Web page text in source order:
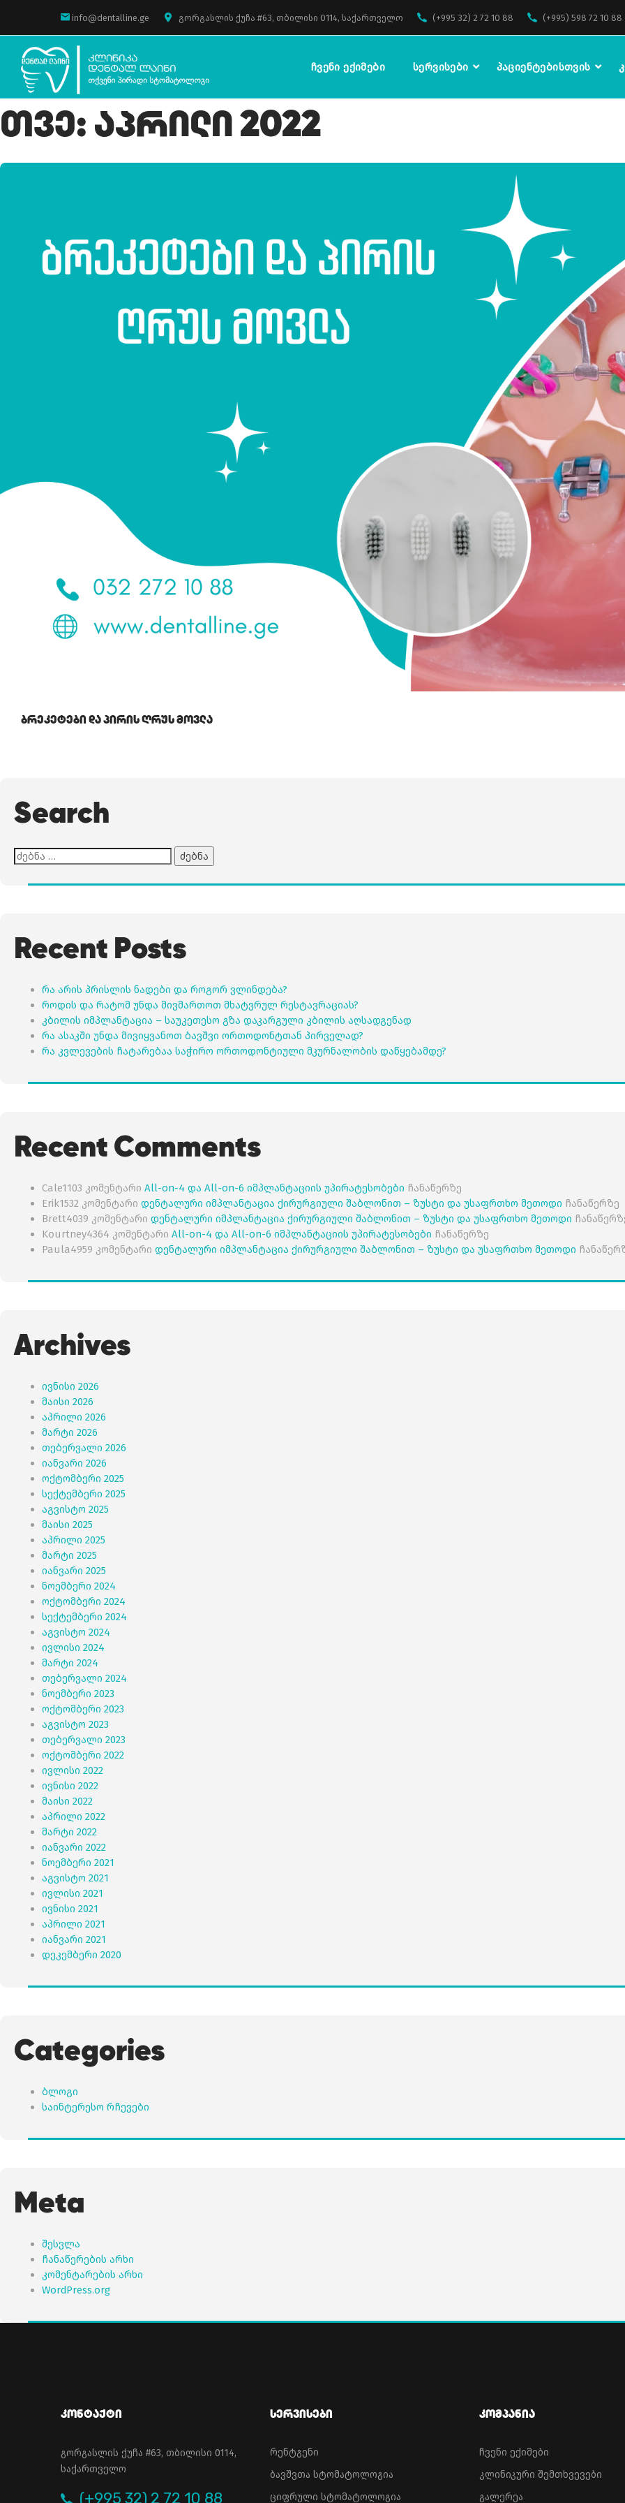
info@dentalline.ge გორგასლის ქუჩა #63, თბილისი 0114, საქართველო (+995 32) 2 72 10 88 (+995) 598 72 10 88
Ჩვენი Ექიმები Სერვისები Პაციენტებისთვის
Თვე:Აპრილი 2022
Ბრეკეტები Და Პირის Ღრუს Მოვლა
Search
ძებნა:
Recent Posts
რა არის პრისლის ნადები და როგორ ვლინდება?
როდის და რატომ უნდა მივმართოთ მხატვრულ რესტავრაციას?
კბილის იმპლანტაცია – საუკეთესო გზა დაკარგული კბილის აღსადგენად
რა ასაკში უნდა მივიყვანოთ ბავშვი ორთოდონტთან პირველად?
რა კვლევების ჩატარებაა საჭირო ორთოდონტიული მკურნალობის დაწყებამდე?
Recent Comments
Cale1103 კომენტარი All-on-4 და All-on-6 იმპლანტაციის უპირატესობები ჩანაწერზე
Erik1532 კომენტარი დენტალური იმპლანტაცია ქირურგიული შაბლონით – ზუსტი და უსაფრთხო მეთოდი ჩანაწერზე
Brett4039 კომენტარი დენტალური იმპლანტაცია ქირურგიული შაბლონით – ზუსტი და უსაფრთხო მეთოდი
Kourtney4364 კომენტარი All-on-4 და All-on-6 იმპლანტაციის უპირატესობები ჩანაწერზე
Paula4959 კომენტარი დენტალური იმპლანტაცია ქირურგიული შაბლონით – ზუსტი და უსაფრთხო მეთოდი
Archives
ივნისი 2026
მაისი 2026
აპრილი 2026
მარტი 2026
თებერვალი 2026
იანვარი 2026
ოქტომბერი 2025
სექტემბერი 2025
აგვისტო 2025
მაისი 2025
აპრილი 2025
მარტი 2025
იანვარი 2025
ნოემბერი 2024
ოქტომბერი 2024
სექტემბერი 2024
აგვისტო 2024
ივლისი 2024
მარტი 2024
თებერვალი 2024
ნოემბერი 2023
ოქტომბერი 2023
აგვისტო 2023
თებერვალი 2023
ოქტომბერი 2022
ივლისი 2022
ივნისი 2022
მაისი 2022
აპრილი 2022
მარტი 2022
იანვარი 2022
ნოემბერი 2021
აგვისტო 2021
ივლისი 2021
ივნისი 2021
აპრილი 2021
იანვარი 2021
დეკემბერი 2020
Categories
ბლოგი
საინტერესო რჩევები
Meta
შესვლა
ჩანაწერების არხი
კომენტარების არხი
WordPress.org
Კონტაქტი
გორგასლის ქუჩა #63, თბილისი 0114,
საქართველო
(+995 32) 2 72 10 88
Სერვისები
რენტგენი
ბავშვთა სტომატოლოგია
ციფრული სტომატოლოგია
Კომპანია
ჩვენი ექიმები
კლინიკური შემთხვევები
გალერეა